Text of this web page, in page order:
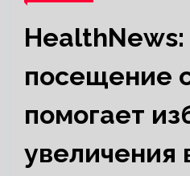
HealthNews:
посещение
помогает
увеличения